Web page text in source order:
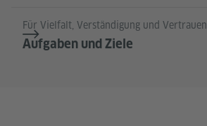
Für Vielfalt, Verständigung und Vertrauen
Aufgaben und Ziele